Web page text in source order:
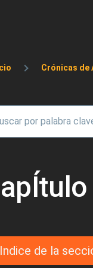
Crónicas de
Indice de la